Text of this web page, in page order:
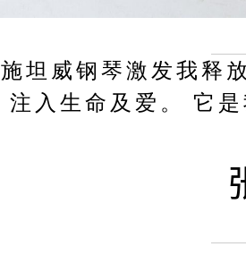
施坦威钢琴激发我释
注入生命及爱。 它